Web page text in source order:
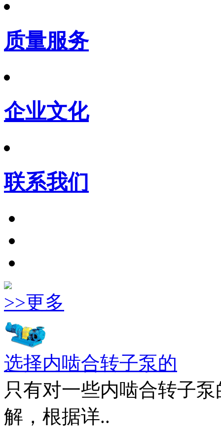
质量服务
企业文化
联系我们
>>更多
选择内啮合转子泵的
只有对一些内啮合转子
解，根据详..